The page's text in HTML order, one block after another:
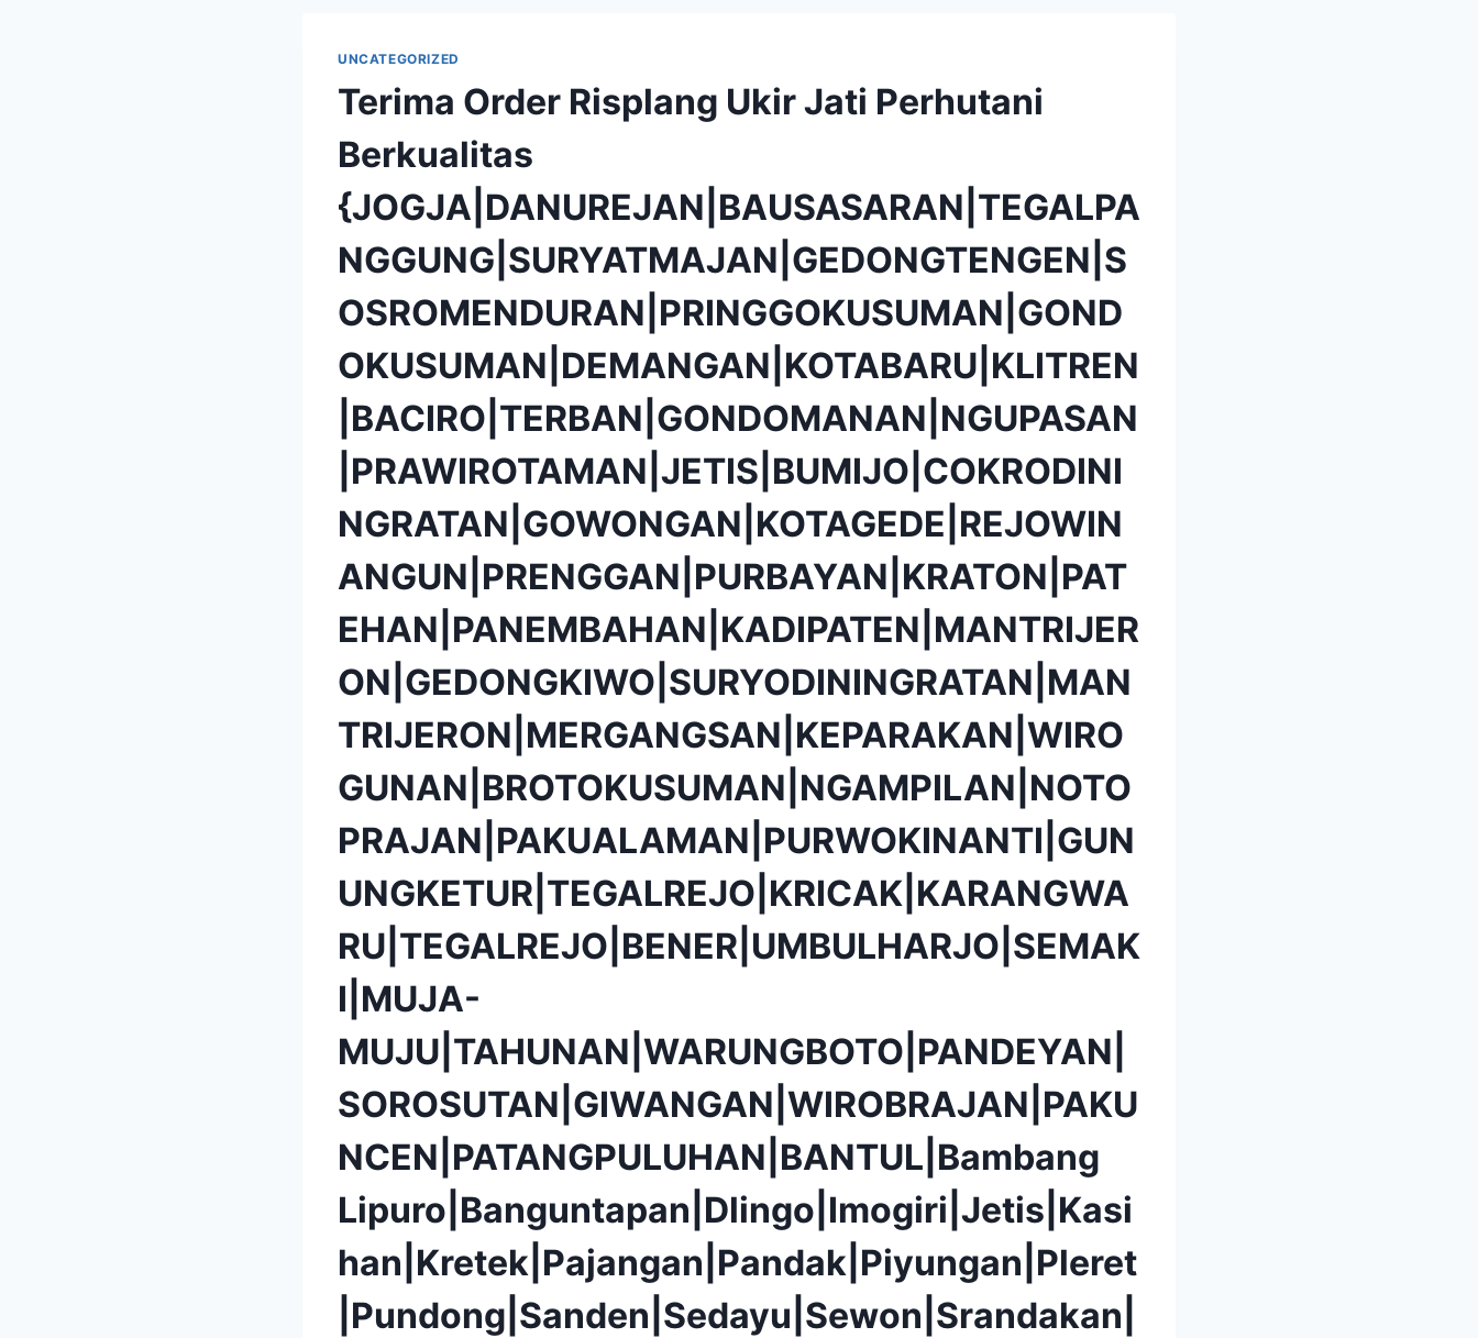
UNCATEGORIZED
Terima Order Risplang Ukir Jati Perhutani
Berkualitas
{JOGJA|DANUREJAN|BAUSASARAN|TEGALPA
NGGUNG|SURYATMAJAN|GEDONGTENGEN|S
OSROMENDURAN|PRINGGOKUSUMAN|GOND
OKUSUMAN|DEMANGAN|KOTABARU|KLITREN
|BACIRO|TERBAN|GONDOMANAN|NGUPASAN
|PRAWIROTAMAN|JETIS|BUMIJO|COKRODINI
NGRATAN|GOWONGAN|KOTAGEDE|REJOWIN
ANGUN|PRENGGAN|PURBAYAN|KRATON|PAT
EHAN|PANEMBAHAN|KADIPATEN|MANTRIJER
ON|GEDONGKIWO|SURYODININGRATAN|MAN
TRIJERON|MERGANGSAN|KEPARAKAN|WIRO
GUNAN|BROTOKUSUMAN|NGAMPILAN|NOTO
PRAJAN|PAKUALAMAN|PURWOKINANTI|GUN
UNGKETUR|TEGALREJO|KRICAK|KARANGWA
RU|TEGALREJO|BENER|UMBULHARJO|SEMAK
I|MUJA-
MUJU|TAHUNAN|WARUNGBOTO|PANDEYAN|
SOROSUTAN|GIWANGAN|WIROBRAJAN|PAKU
NCEN|PATANGPULUHAN|BANTUL|Bambang
Lipuro|Banguntapan|Dlingo|Imogiri|Jetis|Kasi
han|Kretek|Pajangan|Pandak|Piyungan|Pleret
|Pundong|Sanden|Sedayu|Sewon|Srandakan|